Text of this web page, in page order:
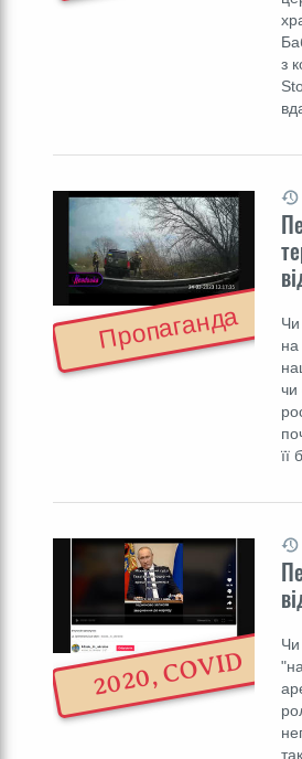
з
Чи
на
чи
її
Пропаганда
Чи
2020, COVID